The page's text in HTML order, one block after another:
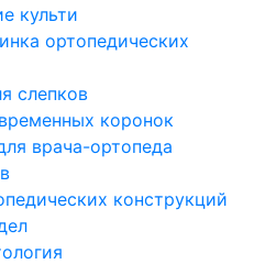
культи
ортопедических
слепков
коронок
врача-ортопеда
конструкций